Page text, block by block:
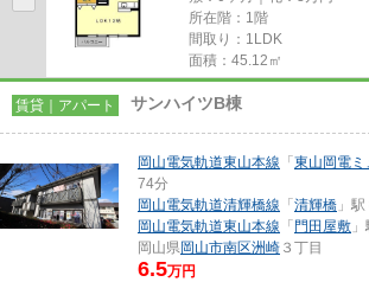
所在階：1階
間取り：1LDK
面積：45.12㎡
賃貸｜アパート サンハイツB棟
岡山電気軌道東山本線 「 東山岡電ミ
74分
岡山電気軌道清輝橋線 「 清輝橋 」
岡山電気軌道東山本線 「 門田屋敷
岡山県岡山市南区洲崎 ３丁目
6.5万円